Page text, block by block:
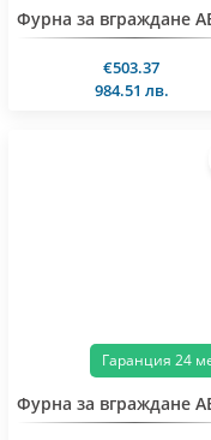
€503.37
984.51 лв.
Гаранция 24